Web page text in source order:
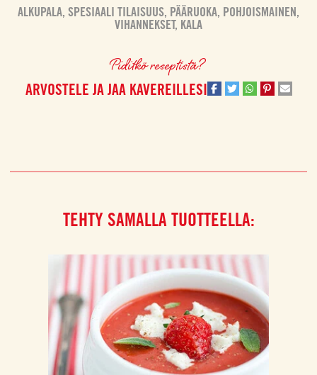
ALKUPALA, SPESIAALI TILAISUUS, PÄÄRUOKA, POHJOISMAINEN,
VIHANNEKSET, KALA
Piditkö reseptistä?
ARVOSTELE JA JAA KAVEREILLESI
TEHTY SAMALLA TUOTTEELLA: